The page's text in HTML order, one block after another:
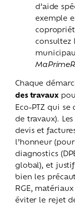
d’aide
exemple
consultez
Chaque
des travaux
Eco-PTZ qui
de travaux).
devis et
l’honneur
diagnostics
global), et
bien les
RGE,
éviter le rejet